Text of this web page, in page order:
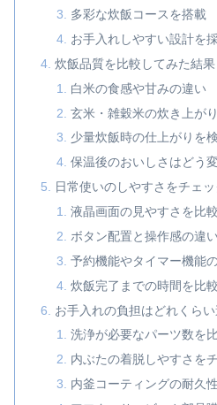
多彩な炊飯コースを搭載
お手入れしやすい設計を
炊飯品質を比較してみた結果
白米の食感や甘みの違い
玄米・雑穀米の炊き上が
少量炊飯時の仕上がりを
保温後のおいしさはどう
日常使いのしやすさをチェッ
液晶画面の見やすさを比較
ボタン配置と操作感の違い
予約機能やタイマー機能
炊飯完了までの時間を比較
お手入れの負担はどれくらい
洗浄が必要なパーツ数を
内ぶたの着脱しやすさを
内釜コーティングの耐久